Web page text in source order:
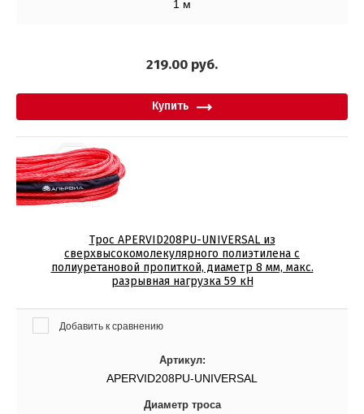
1 м
219.00 руб.
Купить
Трос APERVID208PU-UNIVERSAL из
сверхвысокомолекулярного полиэтилена с
полиуретановой пропиткой, диаметр 8 мм, макс.
разрывная нагрузка 59 кН
Добавить к сравнению
Артикул:
APERVID208PU-UNIVERSAL
Диаметр троса